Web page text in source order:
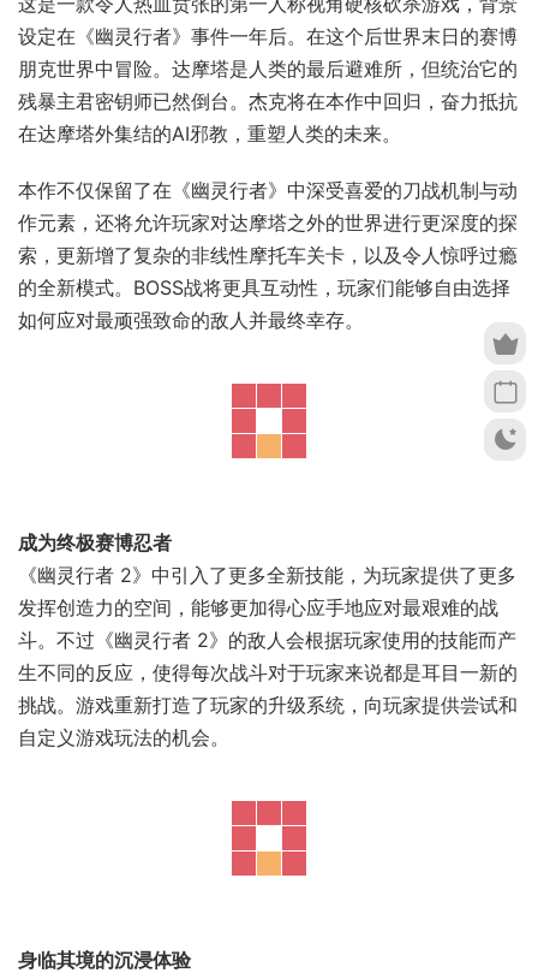
设定在《幽灵行者》事件一年后。在这个后世界末日的赛博
朋克世界中冒险。达摩塔是人类的最后避难所，但统治它的
残暴主君密钥师已然倒台。杰克将在本作中回归，奋力抵抗
在达摩塔外集结的AI邪教，重塑人类的未来。
本作不仅保留了在《幽灵行者》中深受喜爱的刀战机制与动
作元素，还将允许玩家对达摩塔之外的世界进行更深度的探
索，更新增了复杂的非线性摩托车关卡，以及令人惊呼过瘾
的全新模式。BOSS战将更具互动性，玩家们能够自由选择
如何应对最顽强致命的敌人并最终幸存。
成为终极赛博忍者
《幽灵行者 2》中引入了更多全新技能，为玩家提供了更多
发挥创造力的空间，能够更加得心应手地应对最艰难的战
斗。不过《幽灵行者 2》的敌人会根据玩家使用的技能而产
生不同的反应，使得每次战斗对于玩家来说都是耳目一新的
挑战。游戏重新打造了玩家的升级系统，向玩家提供尝试和
自定义游戏玩法的机会。
身临其境的沉浸体验